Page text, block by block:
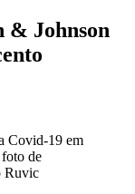
& Johnson
Covid-19 em
de
Ruvic